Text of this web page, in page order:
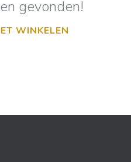
gevonden!
WINKELEN